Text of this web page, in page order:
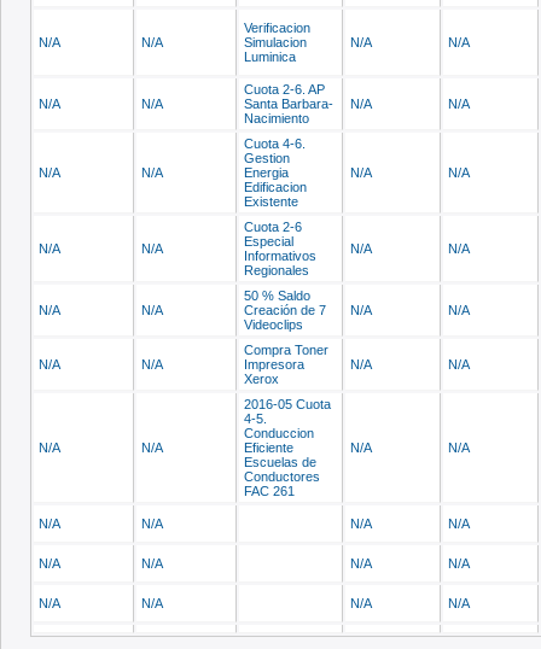
N/A N/A
Verificacion
Simulacion
Luminica
N/A N/A
N/A N/A
Cuota 2-6. AP
Santa Barbara-
Nacimiento
N/A N/A
N/A N/A
Cuota 4-6.
Gestion
Energia
Edificacion
Existente
N/A N/A
N/A N/A
Cuota 2-6
Especial
Informativos
Regionales
N/A N/A
N/A N/A
50 % Saldo
Creación de 7
Videoclips
N/A N/A
N/A N/A
Compra Toner
Impresora
Xerox
N/A N/A
N/A N/A
2016-05 Cuota
4-5.
Conduccion
Eficiente
Escuelas de
Conductores
FAC 261
N/A N/A
N/A N/A N/A N/A
N/A N/A N/A N/A
N/A N/A N/A N/A